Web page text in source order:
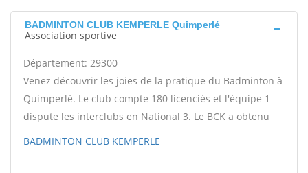
BADMINTON CLUB KEMPERLE Quimperlé
Association sportive
Département: 29300
Venez découvrir les joies de la pratique du Badminton à
Quimperlé. Le club compte 180 licenciés et l'équipe 1
dispute les interclubs en National 3. Le BCK a obtenu
BADMINTON CLUB KEMPERLE